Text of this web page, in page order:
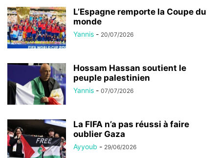
L’Espagne remporte la Coupe du
monde
Yannis - 20/07/2026
Hossam Hassan soutient le
peuple palestinien
Yannis - 07/07/2026
La FIFA n’a pas réussi à faire
oublier Gaza
Ayyoub - 29/06/2026